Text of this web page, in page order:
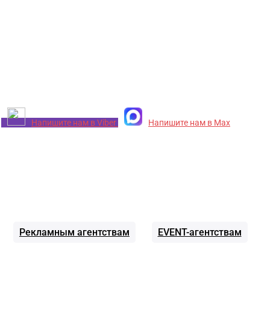
Напишите нам в Viber
Напишите нам в Max
Рекламным агентствам EVENT-агентствам